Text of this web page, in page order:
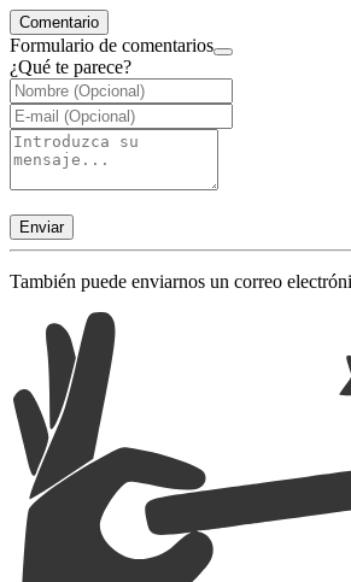
Comentario
Formulario de comentarios
¿Qué te parece?
Enviar
También puede enviarnos un correo